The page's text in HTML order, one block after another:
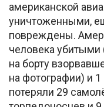
американской
уничтоженными,
повреждены.
человека убитыми
на борту
на фотографии) и
потеряли 29